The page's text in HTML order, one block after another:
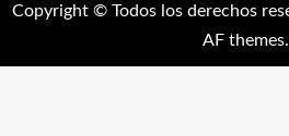
Copyright © Todos los derechos
AF themes.